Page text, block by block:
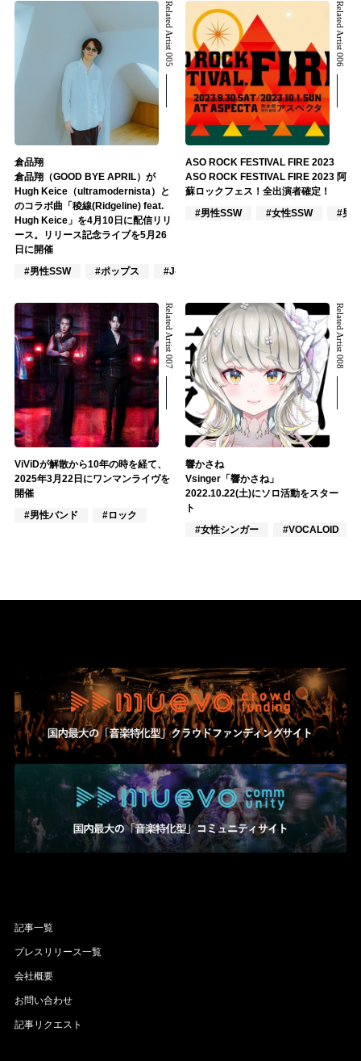
Related Artist 005
倉品翔
倉品翔（GOOD BYE APRIL）が
Hugh Keice（ultramodernista）と
のコラボ曲「稜線(Ridgeline) feat.
Hugh Keice」を4月10日に配信リリ
ース。リリース記念ライブを5月26
日に開催
#男性SSW
#ポップス #J-POP
Related Artist 006
ASO ROCK FESTIVAL FIRE 2023
ASO ROCK FESTIVAL FIRE 2023 阿
蘇ロックフェス！全出演者確定！
#男性SSW
#女性SSW #男
Related Artist 007
ViViDが解散から10年の時を経て、
2025年3月22日にワンマンライヴを
開催
#男性バンド
#ロック
Related Artist 008
響かさね
Vsinger「響かさね」
2022.10.22(土)にソロ活動をスター
ト
#女性シンガー
#VOCALOID
記事一覧
プレスリリース一覧
会社概要
お問い合わせ
記事リクエスト